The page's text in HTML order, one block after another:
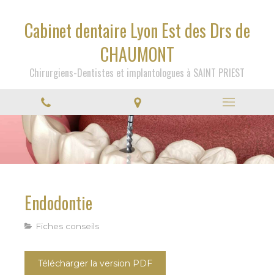
Cabinet dentaire Lyon Est des Drs de
CHAUMONT
Chirurgiens-Dentistes et implantologues à SAINT PRIEST
Endodontie
Fiches conseils
Télécharger la version PDF